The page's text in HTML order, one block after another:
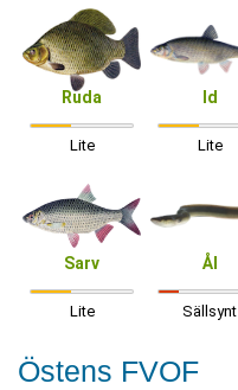
Ruda
Lite
Id
Lite
Sarv
Lite
Ål
Sällsynt
Östens FVOF